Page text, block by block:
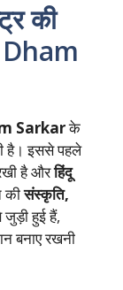
की
Sarkarके
है। इससे पहले
है औरहिंदू
कीसंस्कृति,
जुड़ी हुई हैं,
बनाए रखनी